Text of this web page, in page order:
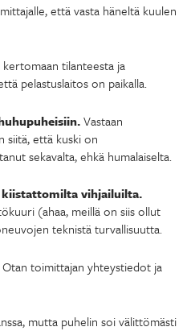
että vasta häneltä kuulen
kertomaan tilanteesta ja
pelastuslaitos on paikalla.
Vastaan
siitä, että kuski on
sekavalta, ehkä humalaiselta.
vihjailuilta.
(ahaa, meillä on siis ollut
teknistä turvallisuutta.
Otan toimittajan yhteystiedot ja
mutta puhelin soi välittömästi